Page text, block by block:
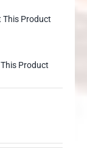
This Product
Product